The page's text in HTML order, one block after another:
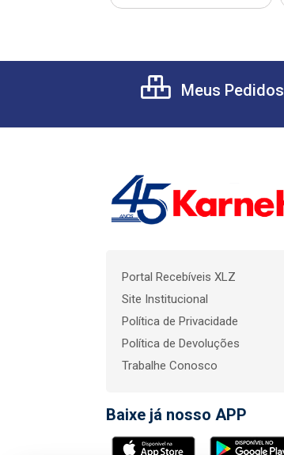
Meus Pedidos
Portal Recebíveis XLZ
Site Institucional
Política de Privacidade
Política de Devoluções
Trabalhe Conosco
Baixe já nosso APP